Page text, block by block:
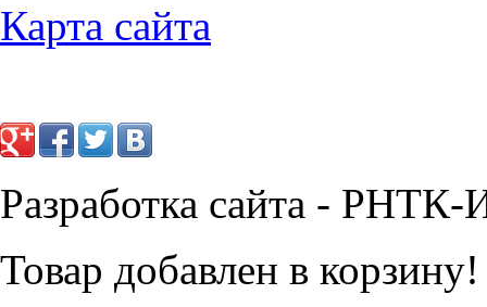
Карта сайта
Разработка сайта - РНТК-
Товар добавлен в корзину!